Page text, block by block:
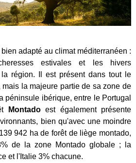
adapté au climat méditerranéen :
estivales et les hivers
région. Il est présent dans tout le
mais la majeure partie de sa zone de
péninsule ibérique, entre le Portugal
Montadoest également présente
bien qu'avec une moindre
942 ha de forêt de liège montado,
de la zone Montado globale ; la
et l'Italie 3% chacune.